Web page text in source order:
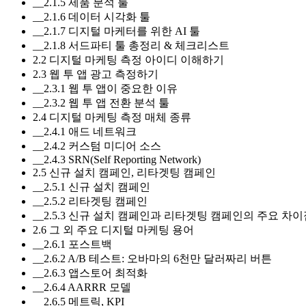
__2.1.5 제품 분석 툴
__2.1.6 데이터 시각화 툴
__2.1.7 디지털 마케터를 위한 AI 툴
__2.1.8 서드파티 툴 총정리 & 체크리스트
2.2 디지털 마케팅 측정 아이디 이해하기
2.3 웹 투 앱 광고 측정하기
__2.3.1 웹 투 앱이 중요한 이유
__2.3.2 웹 투 앱 전환 분석 툴
2.4 디지털 마케팅 측정 매체 종류
__2.4.1 애드 네트워크
__2.4.2 커스텀 미디어 소스
__2.4.3 SRN(Self Reporting Network)
2.5 신규 설치 캠페인, 리타겟팅 캠페인
__2.5.1 신규 설치 캠페인
__2.5.2 리타겟팅 캠페인
__2.5.3 신규 설치 캠페인과 리타겟팅 캠페인의 주요 차이
2.6 그 외 주요 디지털 마케팅 용어
__2.6.1 포스트백
__2.6.2 A/B 테스트: 오바마의 6천만 달러짜리 버튼
__2.6.3 앱스토어 최적화
__2.6.4 AARRR 모델
__2.6.5 메트릭, KPI